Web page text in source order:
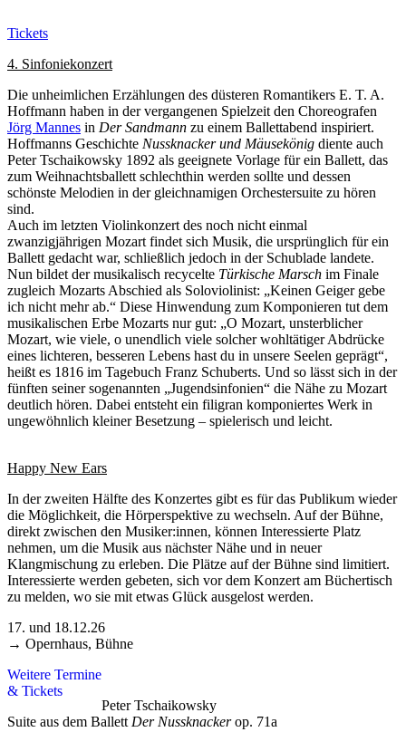
Tickets
4. Sinfoniekonzert
Die unheimlichen Erzählungen des düsteren Romantikers E. T. A.
Hoffmann haben in der vergangenen Spielzeit den Choreografen
Jörg Mannes in Der Sandmann zu einem Ballettabend inspiriert.
Hoffmanns Geschichte Nussknacker und Mäusekönig diente auch
Peter Tschaikowsky 1892 als geeignete Vorlage für ein Ballett, das
zum Weihnachtsballett schlechthin werden sollte und dessen
schönste Melodien in der gleichnamigen Orchestersuite zu hören
sind.
Auch im letzten Violinkonzert des noch nicht einmal
zwanzigjährigen Mozart findet sich Musik, die ursprünglich für ein
Ballett gedacht war, schließlich jedoch in der Schublade landete.
Nun bildet der musikalisch recycelte Türkische Marsch im Finale
zugleich Mozarts Abschied als Soloviolinist: „Keinen Geiger gebe
ich nicht mehr ab.“ Diese Hinwendung zum Komponieren tut dem
musikalischen Erbe Mozarts nur gut: „O Mozart, unsterblicher
Mozart, wie viele, o unendlich viele solcher wohltätiger Abdrücke
eines lichteren, besseren Lebens hast du in unsere Seelen geprägt“,
heißt es 1816 im Tagebuch Franz Schuberts. Und so lässt sich in der
fünften seiner sogenannten „Jugendsinfonien“ die Nähe zu Mozart
deutlich hören. Dabei entsteht ein filigran komponiertes Werk in
ungewöhnlich kleiner Besetzung – spielerisch und leicht.
Happy New Ears
In der zweiten Hälfte des Konzertes gibt es für das Publikum wieder
die Möglichkeit, die Hörperspektive zu wechseln. Auf der Bühne,
direkt zwischen den Musiker:innen, können Interessierte Platz
nehmen, um die Musik aus nächster Nähe und in neuer
Klangmischung zu erleben. Die Plätze auf der Bühne sind limitiert.
Interessierte werden gebeten, sich vor dem Konzert am Büchertisch
zu melden, wo sie mit etwas Glück ausgelost werden.
17. und 18.12.26
→ Opernhaus, Bühne
Weitere Termine
& Tickets
Peter Tschaikowsky
Suite aus dem Ballett Der Nussknackerop. 71a